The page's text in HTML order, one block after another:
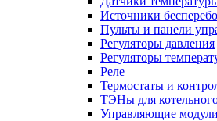
Источники
Пульты и панели
Регуляторы давления
Регуляторы
Реле
Термостаты и
ТЭНы для
Управляющие модули